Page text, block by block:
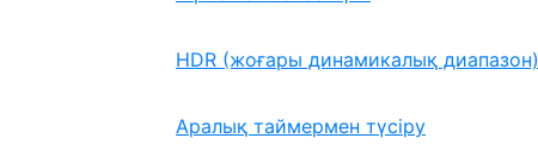
HDR (жоғары динамикалық диапазон)
Аралық таймермен түсіру